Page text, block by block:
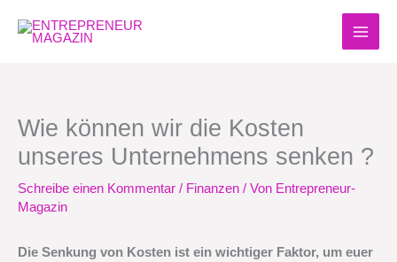
Inhalt
springen
Wie können wir die Kosten
unseres Unternehmens senken ?
Schreibe einen Kommentar / Finanzen / Von Entrepreneur-
Magazin
Die Senkung von Kosten ist ein wichtiger Faktor, um euer